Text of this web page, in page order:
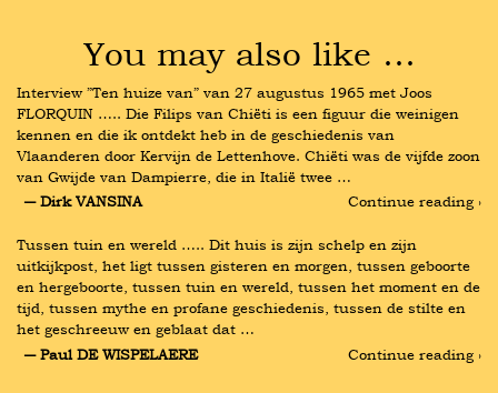
You may also like …
Interview ”Ten huize van” van 27 augustus 1965 met Joos
FLORQUIN ….. Die Filips van Chiëti is een figuur die weinigen
kennen en die ik ontdekt heb in de geschiedenis van
Vlaanderen door Kervijn de Lettenhove. Chiëti was de vijfde zoon
van Gwijde van Dampierre, die in Italië twee …
― Dirk VANSINA
Continue reading ›
Tussen tuin en wereld ….. Dit huis is zijn schelp en zijn
uitkijkpost, het ligt tussen gisteren en morgen, tussen geboorte
en hergeboorte, tussen tuin en wereld, tussen het moment en de
tijd, tussen mythe en profane geschiedenis, tussen de stilte en
het geschreeuw en geblaat dat …
― Paul DE WISPELAERE
Continue reading ›